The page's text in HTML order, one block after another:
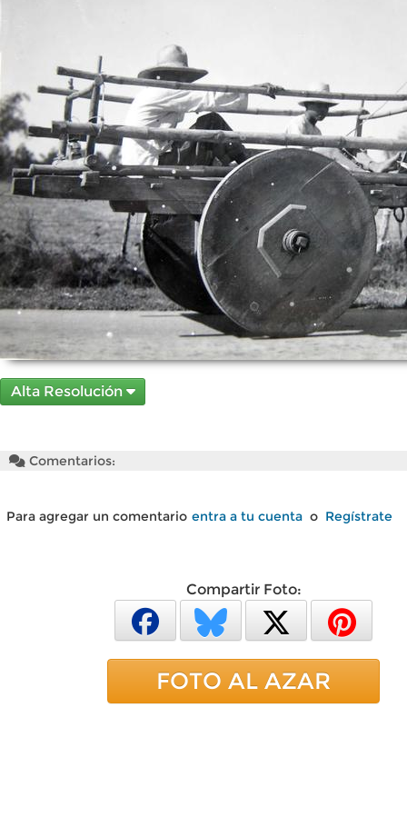
Alta Resolución
Comentarios:
Para agregar un comentario entra a tu cuenta o Regístrate
Compartir Foto:
FOTO AL AZAR